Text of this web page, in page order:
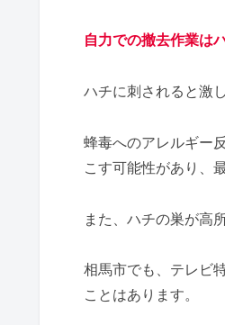
自力での撤去作業は
ハチに刺されると激
蜂毒へのアレルギー
こす可能性があり、
また、ハチの巣が高
相馬市でも、テレビ
ことはあります。